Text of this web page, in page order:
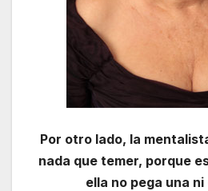
Por otro lado, la
nada que temer, porque
ella no pega una